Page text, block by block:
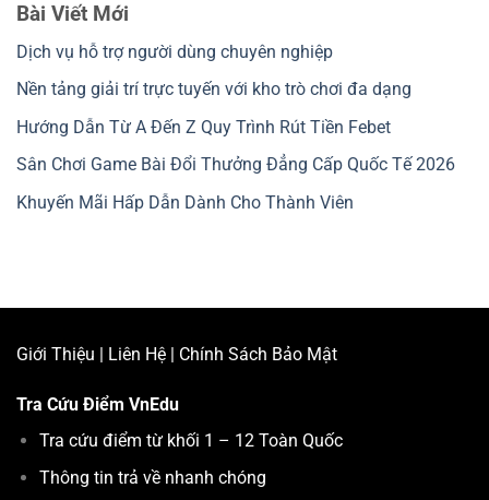
Bài Viết Mới
Dịch vụ hỗ trợ người dùng chuyên nghiệp
Nền tảng giải trí trực tuyến với kho trò chơi đa dạng
Hướng Dẫn Từ A Đến Z Quy Trình Rút Tiền Febet
Sân Chơi Game Bài Đổi Thưởng Đẳng Cấp Quốc Tế 2026
Khuyến Mãi Hấp Dẫn Dành Cho Thành Viên
Giới Thiệu | Liên Hệ | Chính Sách Bảo Mật
Tra Cứu Điểm VnEdu
Tra cứu điểm từ khối 1 – 12 Toàn Quốc
Thông tin trả về nhanh chóng